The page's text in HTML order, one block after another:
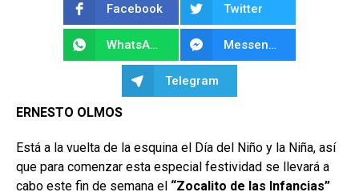
Facebook Twitter
WhatsApp Messenger
Telegram
ERNESTO OLMOS
Está a la vuelta de la esquina el Día del Niño y la Niña, así
que para comenzar esta especial festividad se llevará a
cabo este fin de semana el “Zocalito de las Infancias”